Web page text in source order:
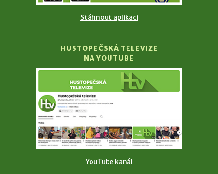
Stáhnout aplikaci
HUSTOPEČSKÁ TELEVIZE
NA YOUTUBE
YouTube kanál